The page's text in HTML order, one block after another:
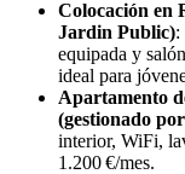
Colocación en
Jardin Public):
equipada y
ideal para
Apartamento
(gestionado
interior, WiFi,
1.200 €/mes.